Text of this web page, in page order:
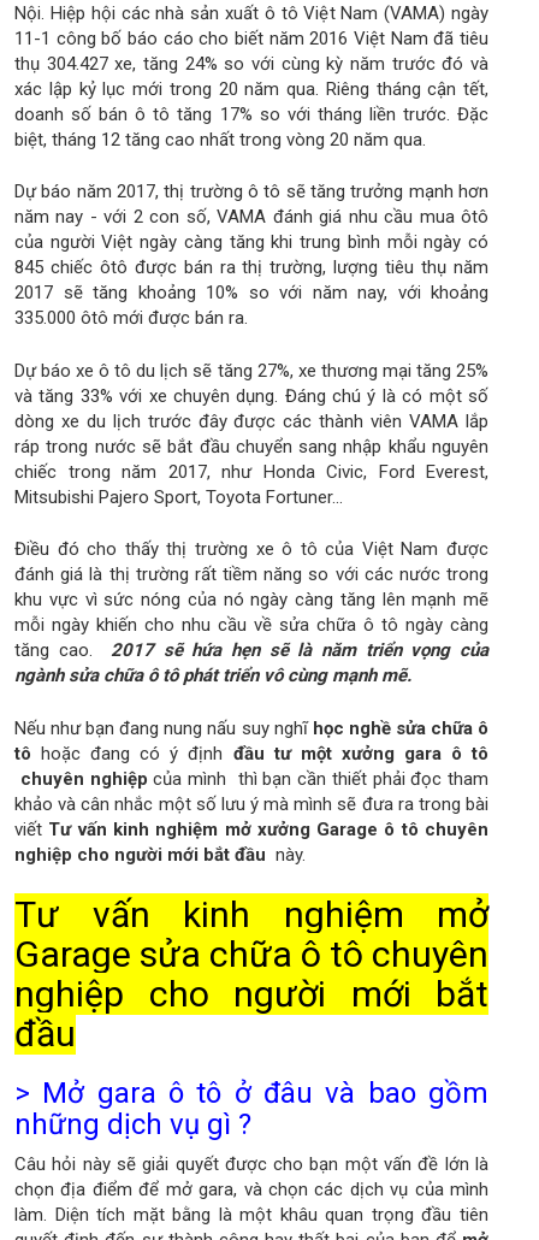
Nội. Hiệp hội các nhà sản xuất ô tô Việt Nam (VAMA) ngày
11-1 công bố báo cáo cho biết năm 2016 Việt Nam đã tiêu
thụ 304.427 xe, tăng 24% so với cùng kỳ năm trước đó và
xác lập kỷ lục mới trong 20 năm qua. Riêng tháng cận tết,
doanh số bán ô tô tăng 17% so với tháng liền trước. Đặc
biệt, tháng 12 tăng cao nhất trong vòng 20 năm qua.
Dự báo năm 2017, thị trường ô tô sẽ tăng trưởng mạnh hơn
năm nay - với 2 con số, VAMA đánh giá nhu cầu mua ôtô
của người Việt ngày càng tăng khi trung bình mỗi ngày có
845 chiếc ôtô được bán ra thị trường, lượng tiêu thụ năm
2017 sẽ tăng khoảng 10% so với năm nay, với khoảng
335.000 ôtô mới được bán ra.
Dự báo xe ô tô du lịch sẽ tăng 27%, xe thương mại tăng 25%
và tăng 33% với xe chuyên dụng. Đáng chú ý là có một số
dòng xe du lịch trước đây được các thành viên VAMA lắp
ráp trong nước sẽ bắt đầu chuyển sang nhập khẩu nguyên
chiếc trong năm 2017, như Honda Civic, Ford Everest,
Mitsubishi Pajero Sport, Toyota Fortuner...
Điều đó cho thấy thị trường xe ô tô của Việt Nam được
đánh giá là thị trường rất tiềm năng so với các nước trong
khu vực vì sức nóng của nó ngày càng tăng lên mạnh mẽ
mỗi ngày khiến cho nhu cầu về sửa chữa ô tô ngày càng
tăng cao.
2017 sẽ hứa hẹn sẽ là năm triển vọng của
ngành sửa chữa ô tô phát triển vô cùng mạnh mẽ.
Nếu như bạn đang nung nấu suy nghĩ học nghề sửa chữa ô
tô hoặc đang có ý định đầu tư một xưởng gara ô tô
chuyên nghiệpcủa mình
thì bạn cần thiết phải đọc tham
khảo và cân nhắc một số lưu ý mà mình sẽ đưa ra trong bài
viết Tư vấn kinh nghiệm mở xưởng Garage ô tô chuyên
nghiệp cho người mới bắt đầu này.
Tư vấn kinh nghiệm mở
Garage sửa chữa ô tô chuyên
nghiệp cho người mới bắt
đầu
> Mở gara ô tô ở đâu và bao gồm
những dịch vụ gì ?
Câu hỏi này sẽ giải quyết được cho bạn một vấn đề lớn là
chọn địa điểm để mở gara, và chọn các dịch vụ của mình
làm. Diện tích mặt bằng là một khâu quan trọng đầu tiên